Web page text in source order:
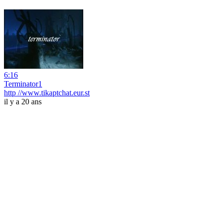
6:16
Terminator1
http //www.tikaptchat.eur.st
il y a 20 ans